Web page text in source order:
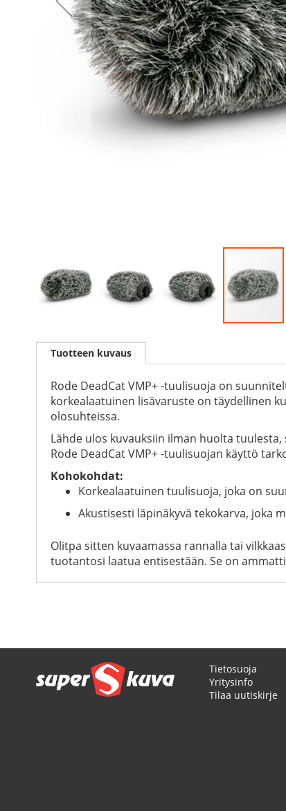
to
images
gallery
Tuotteen kuvaus
Rode DeadCat VMP+ -tuulisuoja on
korkealaatuinen lisävaruste on täydellinen
olosuhteissa.
Lähde ulos kuvauksiin ilman huolta
Rode DeadCat VMP+ -tuulisuojan käyttö
Kohokohdat:
Korkealaatuinen tuulisuoja, joka on
Akustisesti läpinäkyvä tekokarva, joka
Olitpa sitten kuvaamassa rannalla tai
tuotantosi laatua entisestään. Se on
Tietosuoja
Yritysinfo
Tilaa uutiskirje